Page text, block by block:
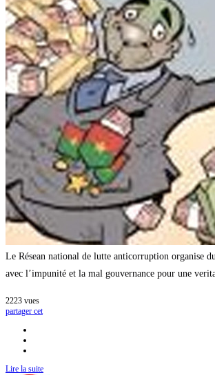
9e
édition
Le Résean national de lutte anticorruption organise
avec l’impunité et la mal gouvernance pour une
2223 vues
partager cet
Lire la suite